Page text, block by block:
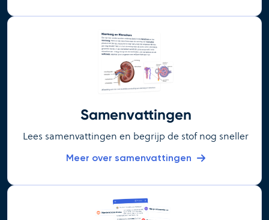
Samenvattingen
Lees samenvattingen en begrijp de stof nog sneller
Meer over samenvattingen